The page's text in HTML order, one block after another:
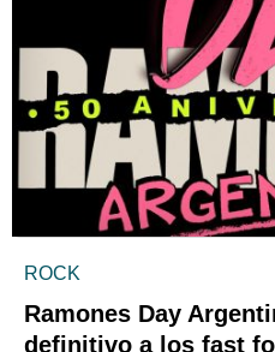
ROCK
Ramones Day
definitivo a los fast